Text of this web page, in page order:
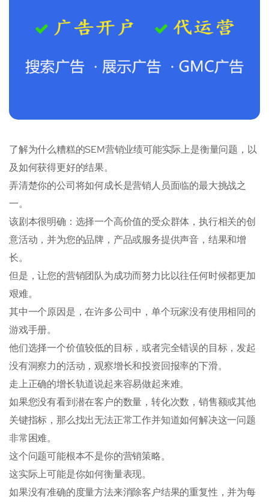
了解为什么糟糕的SEM营销业绩可能实际上是衡量问题，以
及如何获得更好的结果。
弄清楚你的公司将如何成长是营销人员面临的最大挑战之
一。
该剧本很明确：选择一个高价值的受众群体，执行相关的创
意活动，并为您的品牌，产品或服务提供声音，结果和增
长。
但是，让您的营销团队为成功而努力比以往任何时候都更加
艰难。
其中一个原因是，在许多公司中，单个玩家没有使用相同的
游戏手册。
他们选择一个价值较低的目标，或者完全错误的目标，发起
没有洞察力的活动，观察增长和投资回报率的下滑。
走上正确的增长轨道说起来容易做起来难。
如果您没有看到潜在客户的数量，转化次数，销售额或其他
关键指标，那么找出无法正常工作并知道如何解决这一问题
非常困难。
这个问题可能根本不是你的营销策略。
这实际上可能是你如何衡量表现。
如果没有准确的度量方法来消除客户结果的重复性，并为每